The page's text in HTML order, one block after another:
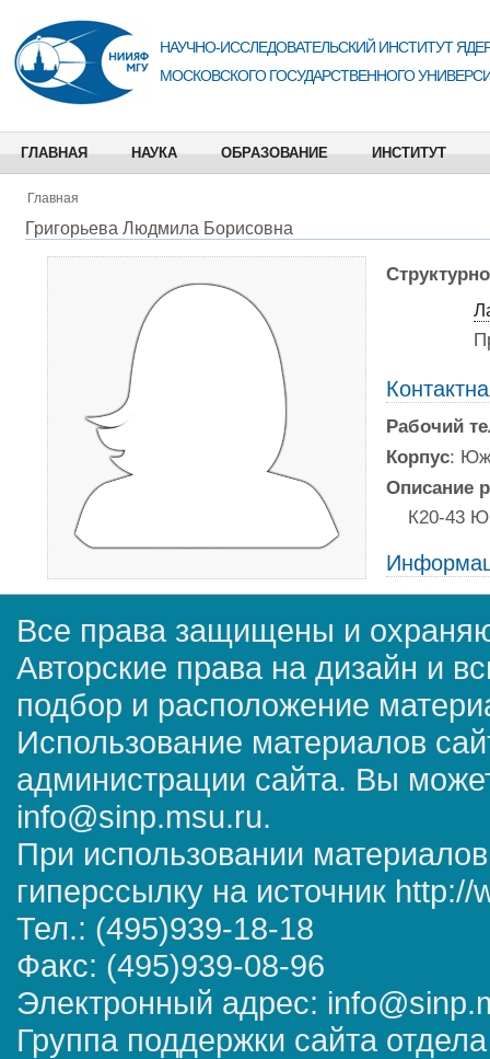
НАУЧНО-ИССЛЕДОВАТЕЛЬСКИЙ ИНСТИТУТ
МОСКОВСКОГО ГОСУДАРСТВЕННОГО
ГЛАВНАЯ НАУКА ОБРАЗОВАНИЕ ИНСТИТУТ
Главная
Григорьева Людмила Борисовна
Рабочий
Корпус:
Описание
К20-43
Все права защищены и
Авторские права на дизайн и
подбор и расположение
Использование материалов
администрации сайта. Вы
info@sinp.msu.ru.
При использовании
гиперссылку на источник
Тел.: (495)939-18-18
Факс: (495)939-08-96
Электронный адрес:
Группа поддержки сайта